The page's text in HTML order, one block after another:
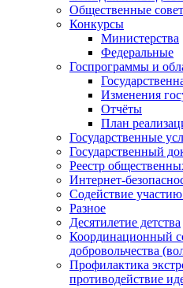
Общественные
Конкурсы
Министерства
Федеральные
Госпрограммы и
Изменения
Отчёты
План
Государственные
Государственный
Реестр
Интернет-
Содействие
Разное
Десятилетие детства
Координационный
добровольчества
Профилактика
противодействие